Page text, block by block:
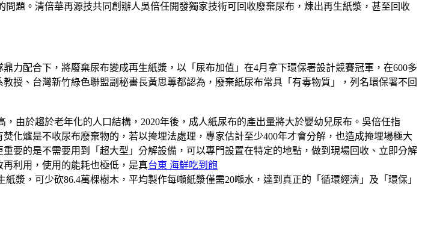
問題。清倍華再源技共同創辦人吳倍任開發獨家技術可回收廢棄尿布，煉出再生紙漿，甚至回收
力配合下，將廢棄尿布變成再生紙漿，以「尿布加值」在4月拿下環保署設計競賽冠軍，在600多
授、台灣新竹綠色聯盟副秘書長黃思蓴都認為，廢棄紙尿布常具「有毒物質」，列名環保署不回
由於趨於老年化的人口結構，2020年後，成人紙尿布的產出量將大於嬰幼兒尿布。吳倍任指
化爐是不收尿布廢棄物的，若以掩埋法處理，專家估計至少400年才會分解，也造成掩埋場極大
要的是不需要用到「超大型」分解設備，可以專門設置在特定的地點，做到現場回收、立即分解
利用，使用的能耗也極低，是真台東 海鮮吃到飽
漿，可少砍86.4萬棵樹木，平均製作每噸紙漿僅需20噸水，達到真正的「循環經濟」及「環保」